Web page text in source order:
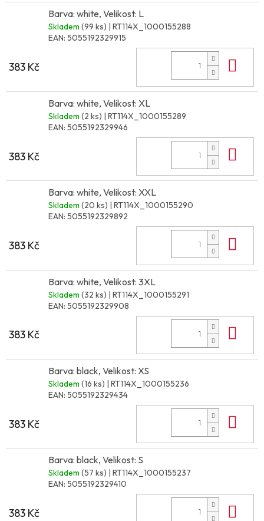
Barva: white, Velikost: L
Skladem (99 ks) | RT114X_1000155288
EAN: 5055192329915
383 Kč
Barva: white, Velikost: XL
Skladem (2 ks) | RT114X_1000155289
EAN: 5055192329946
383 Kč
Barva: white, Velikost: XXL
Skladem (20 ks) | RT114X_1000155290
EAN: 5055192329892
383 Kč
Barva: white, Velikost: 3XL
Skladem (32 ks) | RT114X_1000155291
EAN: 5055192329908
383 Kč
Barva: black, Velikost: XS
Skladem (16 ks) | RT114X_1000155236
EAN: 5055192329434
383 Kč
Barva: black, Velikost: S
Skladem (57 ks) | RT114X_1000155237
EAN: 5055192329410
383 Kč